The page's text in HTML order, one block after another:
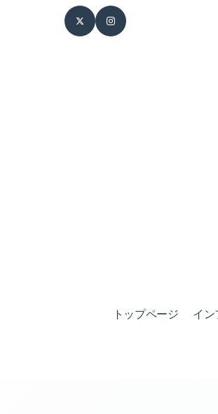
トップページ イン